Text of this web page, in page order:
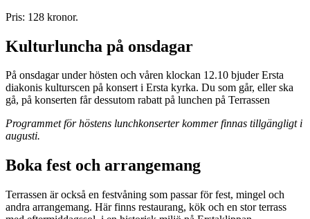
Pris: 128 kronor.
Kulturluncha på onsdagar
På onsdagar under hösten och våren klockan 12.10 bjuder Ersta
diakonis kulturscen på konsert i Ersta kyrka. Du som går, eller ska
gå, på konserten får dessutom rabatt på lunchen på Terrassen
Programmet för höstens lunchkonserter kommer finnas tillgängligt i
augusti.
Boka fest och arrangemang
Terrassen är också en festvåning som passar för fest, mingel och
andra arrangemang. Här finns restaurang, kök och en stor terrass